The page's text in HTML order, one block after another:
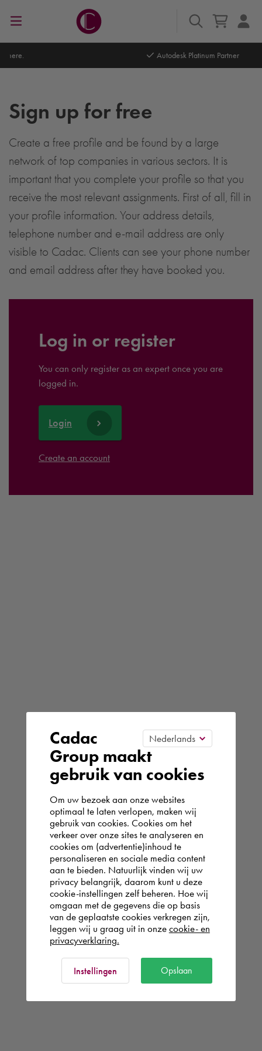
Sign up for free
Create a free profile and be found by a large
network of top companies in various sectors. It is
important that you complete your profile so that you
receive the most relevant assignments. First of all, fill in
your profile information. Your address details,
telephone number and e-mail address are only
visible to Cadac. Clients can see your phone number
and email address after they have booked you.
Log in or register
You can only register as an expert once you are
logged in.
Login
Create an account
Cadac
Group maakt
gebruik van cookies
Om uw bezoek aan onze websites
optimaal te laten verlopen, maken wij
gebruik van cookies. Cookies om het
verkeer over onze sites te analyseren en
cookies om (advertentie)inhoud te
personaliseren en sociale media content
aan te bieden. Natuurlijk vinden wij uw
privacy belangrijk, daarom kunt u deze
cookie-instellingen zelf beheren. Hoe wij
omgaan met de gegevens die op basis
van de geplaatste cookies verkregen zijn,
leggen wij u graag uit in onze cookie- en
privacyverklaring.
Instellingen Opslaan